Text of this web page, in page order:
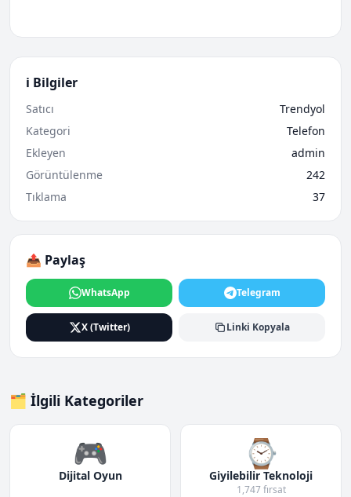
ℹ️ Bilgiler
Satıcı
Trendyol
Kategori
Telefon
Ekleyen
admin
Görüntülenme
242
Tıklama
37
📤 Paylaş
WhatsApp Telegram
X (Twitter) Linki Kopyala
🗂️ İlgili Kategoriler
🎮
Dijital Oyun
⌚
Giyilebilir Teknoloji
1,747 fırsat